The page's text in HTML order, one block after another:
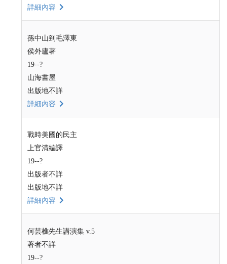
詳細內容
孫中山到毛澤東
侯外廬著
19--?
山海書屋
出版地不詳
詳細內容
戰時美國的民主
上官清編譯
19--?
出版者不詳
出版地不詳
詳細內容
何芸樵先生講演集 v.5
著者不詳
19--?